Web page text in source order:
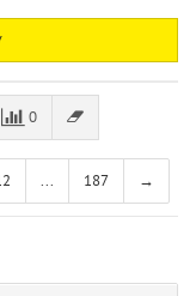
0
... 187 →